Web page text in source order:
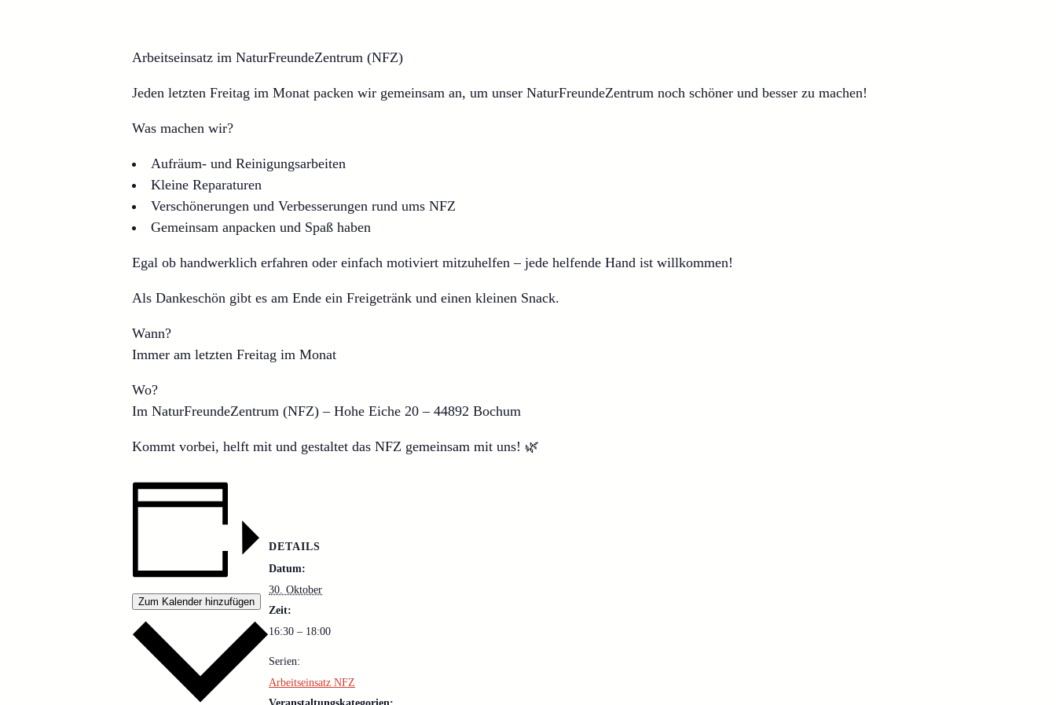
Arbeitseinsatz im NaturFreundeZentrum (NFZ)
Jeden letzten Freitag im Monat packen wir gemeinsam an, um unser NaturFreundeZentrum noch schöner und besser zu machen!
Was machen wir?
Aufräum- und Reinigungsarbeiten
Kleine Reparaturen
Verschönerungen und Verbesserungen rund ums NFZ
Gemeinsam anpacken und Spaß haben
Egal ob handwerklich erfahren oder einfach motiviert mitzuhelfen – jede helfende Hand ist willkommen!
Als Dankeschön gibt es am Ende ein Freigetränk und einen kleinen Snack.
Wann?
Immer am letzten Freitag im Monat
Wo?
Im NaturFreundeZentrum (NFZ) – Hohe Eiche 20 – 44892 Bochum
Kommt vorbei, helft mit und gestaltet das NFZ gemeinsam mit uns! 🌿
Zum Kalender hinzufügen
DETAILS
Datum:
30. Oktober
Zeit:
16:30 – 18:00
Serien:
Arbeitseinsatz NFZ